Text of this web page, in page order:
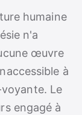
humaine
n'a
œuvre
à
Le
engagé à